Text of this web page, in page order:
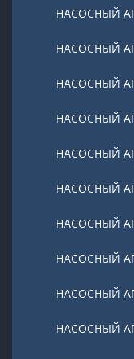
НАСОСНЫЙ
НАСОСНЫЙ
НАСОСНЫЙ
НАСОСНЫЙ
НАСОСНЫЙ
НАСОСНЫЙ
НАСОСНЫЙ
НАСОСНЫЙ
НАСОСНЫЙ
НАСОСНЫЙ